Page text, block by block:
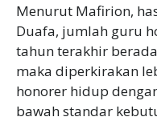
Menurut Mafirion,
Duafa, jumlah guru
tahun terakhir
maka diperkirakan
honorer hidup
bawah standar